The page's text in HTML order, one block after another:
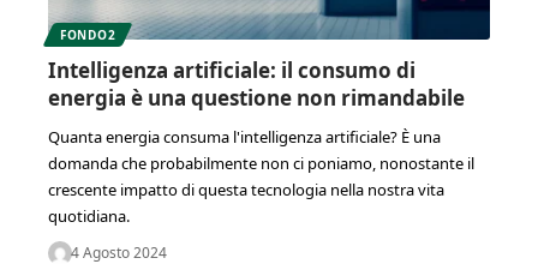
FONDO2
Intelligenza artificiale: il consumo di
energia è una questione non rimandabile
Quanta energia consuma l'intelligenza artificiale? È una
domanda che probabilmente non ci poniamo, nonostante il
crescente impatto di questa tecnologia nella nostra vita
quotidiana.
4 Agosto 2024